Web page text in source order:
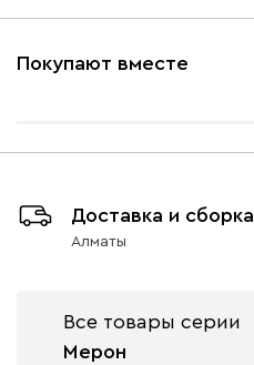
Покупают вместе
Доставка и сборка
Алматы
Все товары серии
Мерон